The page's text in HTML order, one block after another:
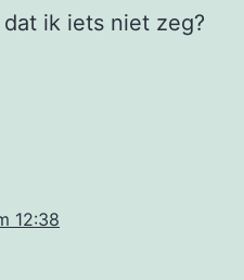
ik iets niet zeg?
12:38